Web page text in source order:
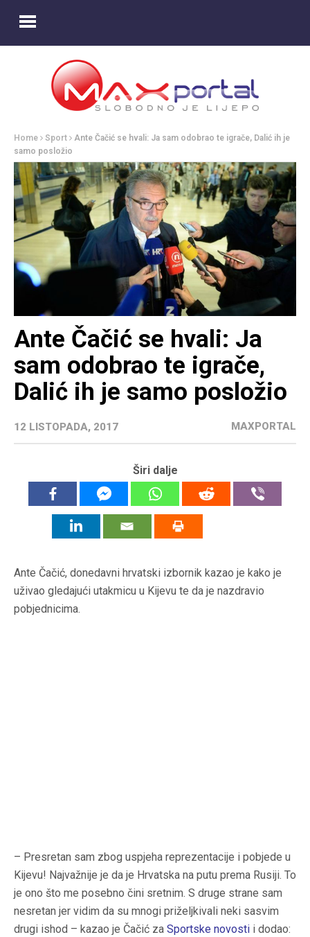
Home Sport
Ante Čačić se hvali: Ja sam odobrao te igrače, Dalić ih je
samo posložio
Ante Čačić se hvali: Ja
sam odobrao te igrače,
Dalić ih je samo posložio
12 LISTOPADA, 2017 MAXPORTAL
Širi dalje
Ante Čačić, donedavni hrvatski izbornik kazao je kako je
uživao gledajući utakmicu u Kijevu te da je nazdravio
pobjednicima.
– Presretan sam zbog uspjeha reprezentacije i pobjede u
Kijevu! Najvažnije je da je Hrvatska na putu prema Rusiji. To
je ono što me posebno čini sretnim. S druge strane sam
nesretan jer vidim da su mnogi priželjkivali neki sasvim
drugi ishod – kazao je Čačić za Sportske novosti i dodao: